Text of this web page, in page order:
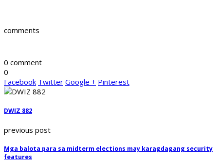
comments
0 comment
0
Facebook Twitter Google + Pinterest
DWIZ 882
previous post
Mga balota para sa midterm elections may karagdagang security
features